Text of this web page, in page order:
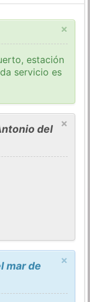
×
estación
servicio es
×
del
×
mar de